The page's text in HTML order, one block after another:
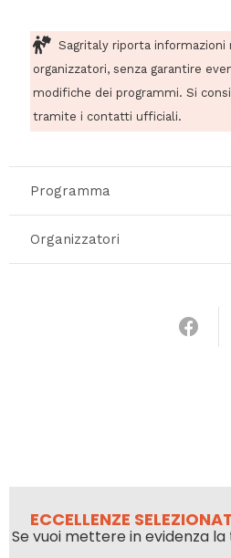
Sagritaly riporta informazioni
organizzatori, senza garantire
modifiche dei programmi. Si
tramite i contatti ufficiali.
Programma
Organizzatori
ECCELLENZE
Se vuoi mettere in evidenza la